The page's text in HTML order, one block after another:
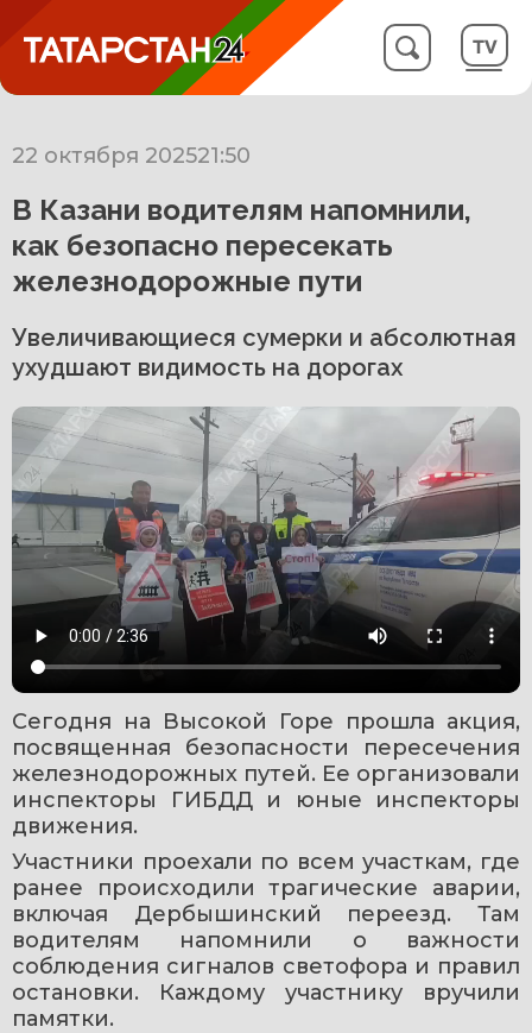
22 октября 202521:50
В Казани водителям напомнили,
как безопасно пересекать
железнодорожные пути
Увеличивающиеся сумерки и абсолютная
ухудшают видимость на дорогах
Сегодня на Высокой Горе прошла акция,
посвященная безопасности пересечения
железнодорожных путей. Ее организовали
инспекторы ГИБДД и юные инспекторы
движения.
Участники проехали по всем участкам, где
ранее происходили трагические аварии,
включая Дербышинский переезд. Там
водителям напомнили о важности
соблюдения сигналов светофора и правил
остановки. Каждому участнику вручили
памятки.